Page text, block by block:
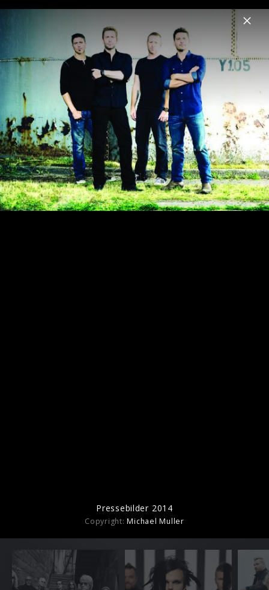
Menu
Nickelback
Home News Videos Fotos
Live in Köln, November 2014
Ähnliche Künstler wie Nickelback
Pressebilder 2014
Copyright:Michael Muller